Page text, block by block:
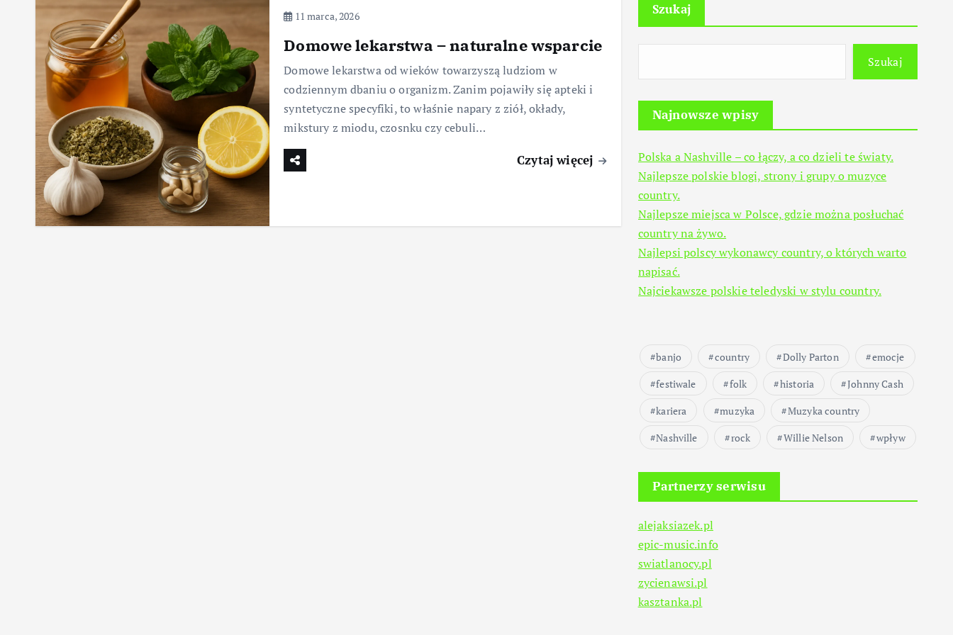
11 marca, 2026
Domowe lekarstwa – naturalne wsparcie
Domowe lekarstwa od wieków towarzyszą ludziom w
codziennym dbaniu o organizm. Zanim pojawiły się apteki i
syntetyczne specyfiki, to właśnie napary z ziół, okłady,
mikstury z miodu, czosnku czy cebuli…
Czytaj więcej
Szukaj
Szukaj
Najnowsze wpisy
Polska a Nashville – co łączy, a co dzieli te światy.
Najlepsze polskie blogi, strony i grupy o muzyce
country.
Najlepsze miejsca w Polsce, gdzie można posłuchać
country na żywo.
Najlepsi polscy wykonawcy country, o których warto
napisać.
Najciekawsze polskie teledyski w stylu country.
banjo country Dolly Parton
emocje
festiwale
folk historia
Johnny Cash
kariera
muzyka
Muzyka country
Nashville
rock Willie Nelson wpływ
Partnerzy serwisu
alejaksiazek.pl
epic-music.info
swiatlanocy.pl
zycienawsi.pl
kasztanka.pl